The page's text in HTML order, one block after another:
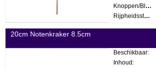
Knoppen/Bloemen:
Rijpheidsstadium:
20cm Notenkraker 8.5cm
Beschikbaar:
Inhoud: